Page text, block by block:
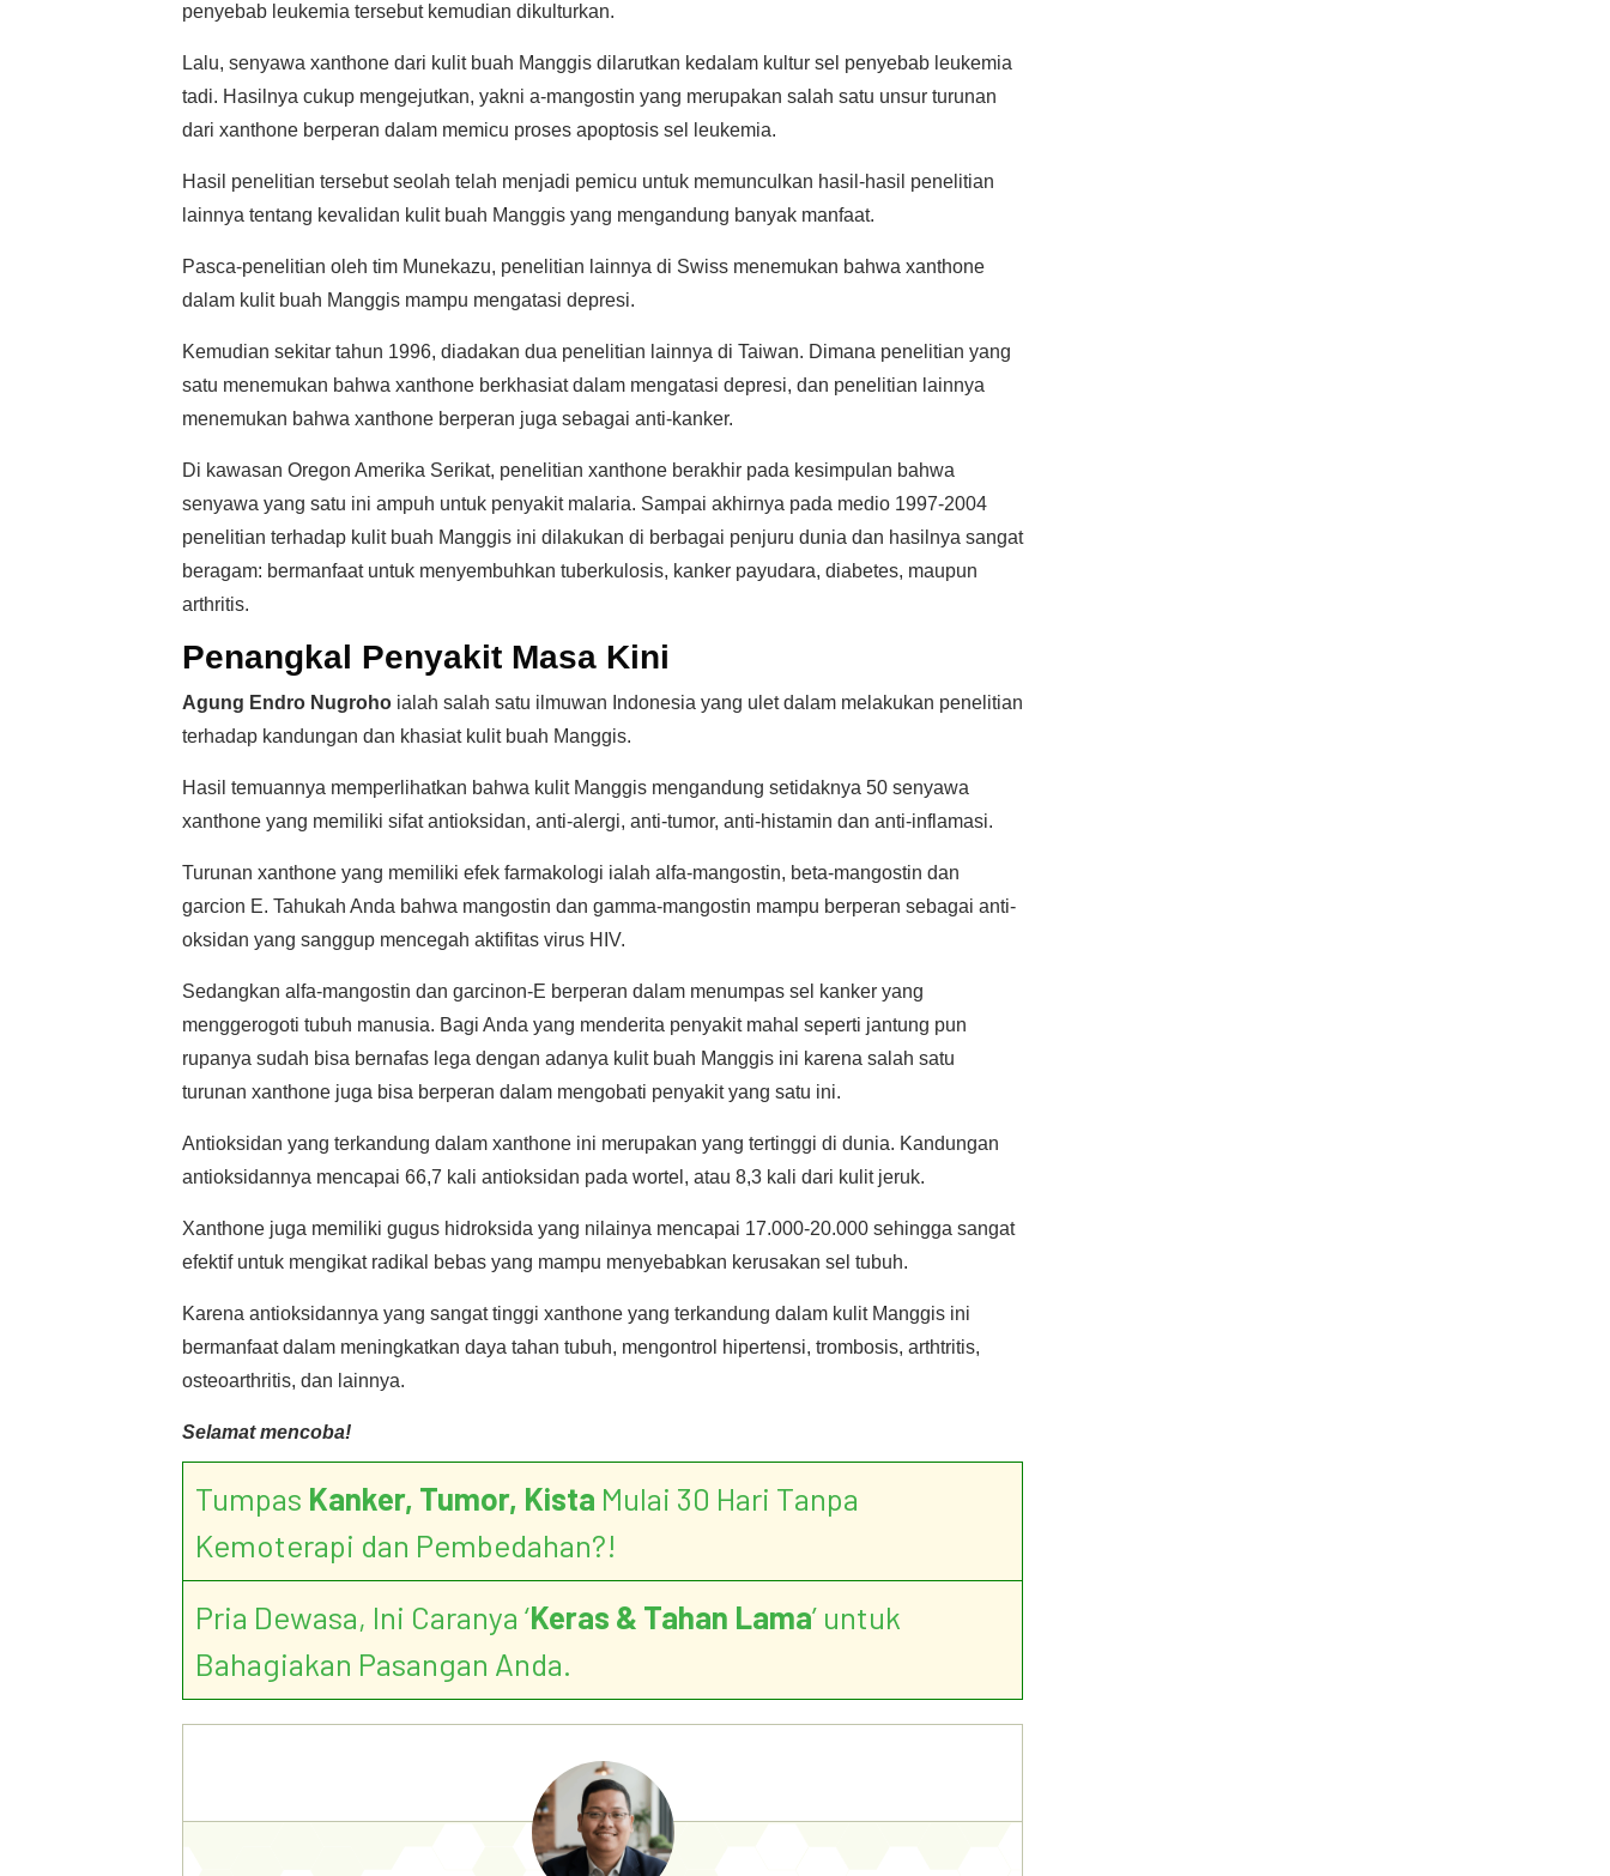
penyebab leukemia tersebut kemudian dikulturkan.
Lalu, senyawa xanthone dari kulit buah Manggis dilarutkan kedalam kultur sel penyebab leukemia
tadi. Hasilnya cukup mengejutkan, yakni a-mangostin yang merupakan salah satu unsur turunan
dari xanthone berperan dalam memicu proses apoptosis sel leukemia.
Hasil penelitian tersebut seolah telah menjadi pemicu untuk memunculkan hasil-hasil penelitian
lainnya tentang kevalidan kulit buah Manggis yang mengandung banyak manfaat.
Pasca-penelitian oleh tim Munekazu, penelitian lainnya di Swiss menemukan bahwa xanthone
dalam kulit buah Manggis mampu mengatasi depresi.
Kemudian sekitar tahun 1996, diadakan dua penelitian lainnya di Taiwan. Dimana penelitian yang
satu menemukan bahwa xanthone berkhasiat dalam mengatasi depresi, dan penelitian lainnya
menemukan bahwa xanthone berperan juga sebagai anti-kanker.
Di kawasan Oregon Amerika Serikat, penelitian xanthone berakhir pada kesimpulan bahwa
senyawa yang satu ini ampuh untuk penyakit malaria. Sampai akhirnya pada medio 1997-2004
penelitian terhadap kulit buah Manggis ini dilakukan di berbagai penjuru dunia dan hasilnya sangat
beragam: bermanfaat untuk menyembuhkan tuberkulosis, kanker payudara, diabetes, maupun
arthritis.
Penangkal Penyakit Masa Kini
Agung Endro Nugroho ialah salah satu ilmuwan Indonesia yang ulet dalam melakukan penelitian
terhadap kandungan dan khasiat kulit buah Manggis.
Hasil temuannya memperlihatkan bahwa kulit Manggis mengandung setidaknya 50 senyawa
xanthone yang memiliki sifat antioksidan, anti-alergi, anti-tumor, anti-histamin dan anti-inflamasi.
Turunan xanthone yang memiliki efek farmakologi ialah alfa-mangostin, beta-mangostin dan
garcion E. Tahukah Anda bahwa mangostin dan gamma-mangostin mampu berperan sebagai anti-
oksidan yang sanggup mencegah aktifitas virus HIV.
Sedangkan alfa-mangostin dan garcinon-E berperan dalam menumpas sel kanker yang
menggerogoti tubuh manusia. Bagi Anda yang menderita penyakit mahal seperti jantung pun
rupanya sudah bisa bernafas lega dengan adanya kulit buah Manggis ini karena salah satu
turunan xanthone juga bisa berperan dalam mengobati penyakit yang satu ini.
Antioksidan yang terkandung dalam xanthone ini merupakan yang tertinggi di dunia. Kandungan
antioksidannya mencapai 66,7 kali antioksidan pada wortel, atau 8,3 kali dari kulit jeruk.
Xanthone juga memiliki gugus hidroksida yang nilainya mencapai 17.000-20.000 sehingga sangat
efektif untuk mengikat radikal bebas yang mampu menyebabkan kerusakan sel tubuh.
Karena antioksidannya yang sangat tinggi xanthone yang terkandung dalam kulit Manggis ini
bermanfaat dalam meningkatkan daya tahan tubuh, mengontrol hipertensi, trombosis, arthtritis,
osteoarthritis, dan lainnya.
Selamat mencoba!
Tumpas Kanker, Tumor, Kista Mulai 30 Hari Tanpa
Kemoterapi dan Pembedahan?!
Pria Dewasa, Ini Caranya ‘Keras & Tahan Lama’ untuk
Bahagiakan Pasangan Anda.